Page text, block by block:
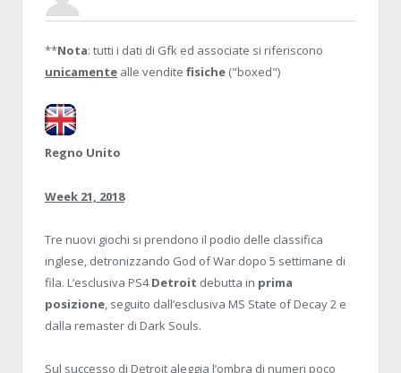
PANTSUJO29 MAY 2018, 12:15:28CLASSIFICHE EUROPA, SETTIMANA 21/
**Nota: tutti i dati di Gfk ed associate si riferiscono
unicamente alle vendite fisiche ("boxed")
Regno Unito
Week 21, 2018
Tre nuovi giochi si prendono il podio delle classifica
inglese, detronizzando God of War dopo 5 settimane di
fila. L’esclusiva PS4Detroit debutta in prima
posizione, seguito dall’esclusiva MS State of Decay 2 e
dalla remaster di Dark Souls.
Sul successo di Detroit aleggia l’ombra di numeri poco